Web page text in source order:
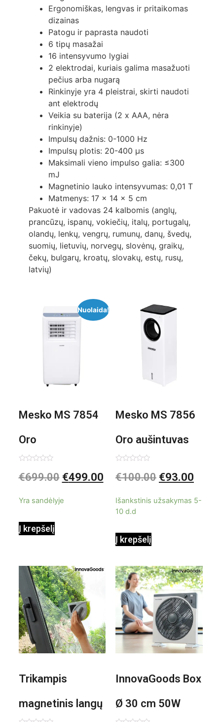
Ergonomiškas, lengvas ir pritaikomas
dizainas
Patogu ir paprasta naudoti
6 tipų masažai
16 intensyvumo lygiai
2 elektrodai, kuriais galima masažuoti
pečius arba nugarą
Rinkinyje yra 4 pleistrai, skirti naudoti
ant elektrodų
Veikia su baterija (2 x AAA, nėra
rinkinyje)
Impulsų dažnis: 0-1000 Hz
Impulsų plotis: 20-400 µs
Maksimali vieno impulso galia: ≤300
mJ
Magnetinio lauko intensyvumas: 0,01 T
Matmenys: 17 x 14 x 5 cm
Pakuotė ir vadovas 24 kalbomis (anglų,
prancūzų, ispanų, vokiečių, italų, portugalų,
olandų, lenkų, vengrų, rumunų, danų, švedų,
suomių, lietuvių, norvegų, slovėnų, graikų,
čekų, bulgarų, kroatų, slovakų, estų, rusų,
latvių)
Nuolaida!
Mesko MS 7854
Oro
kondicionierius
0
iš
€699.00 €499.00
Yra sandėlyje
Į krepšelį
Mesko MS 7856
Oro aušintuvas
be ašmenų 3in1
0
iš
€100.00 €93.00
Išankstinis užsakymas 5-
10 d.d
Į krepšelį
Trikampis
magnetinis langų
InnovaGoods Box
Ø 30 cm 50W